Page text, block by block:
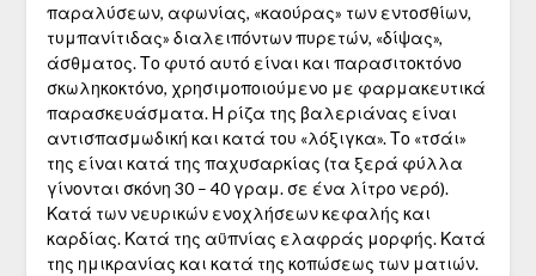
παραλύσεων, αφωνίας, «καούρας» των εντοσθίων,
τυμπανίτιδας» διαλειπόντων πυρετών, «δίψας»,
άσθμα­τος. Το φυτό αυτό είναι και παρασιτοκτόνο
σκωληκοκτόνο, χρησιμοποιού­μενο με φαρμακευτικά
παρασκευάσματα. Η ρίζα της βαλεριάνας είναι
αντισπασμωδική και κατά του «λόξιγκα». Το «τσάι»
της είναι κατά της παχυσαρκίας (τα ξερά φύλλα
γίνονται σκόνη 30 – 40 γραμ. σε ένα λίτρο νερό).
Κατά των νευρικών ενοχλήσεων κεφα­λής και
καρδίας. Κατά της αϋπνίας ελαφράς μορφής. Κατά
της ημικρα­νίας και κατά της κοπώσεως των ματιών.